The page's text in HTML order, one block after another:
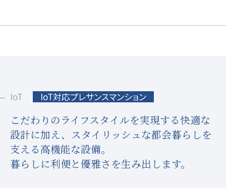
IoT IoT対応プレサンスマンション
こだわりのライフスタイルを実現する快適な
設計に加え、 スタイリッシュな都会暮らしを
支える高機能な設備。
暮らしに利便と優雅さを生み出します。